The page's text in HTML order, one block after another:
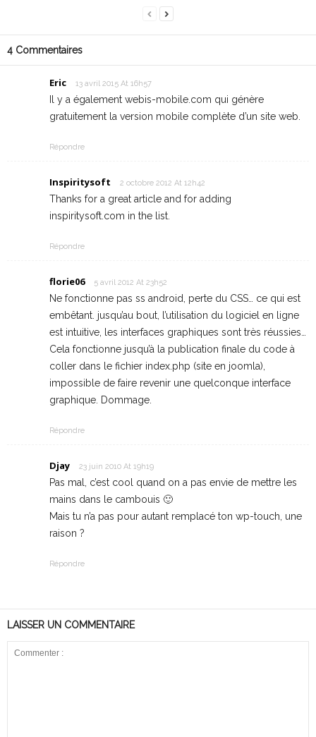
4 Commentaires
Eric 13 avril 2015 At 16h57
Il y a également webis-mobile.com qui génère
gratuitement la version mobile complète d’un site web.
Répondre
Inspiritysoft 2 octobre 2012 At 12h42
Thanks for a great article and for adding
inspiritysoft.com in the list.
Répondre
florie06 5 avril 2012 At 23h52
Ne fonctionne pas ss android, perte du CSS… ce qui est
embêtant. jusqu’au bout, l’utilisation du logiciel en ligne
est intuitive, les interfaces graphiques sont très réussies…
Cela fonctionne jusqu’à la publication finale du code à
coller dans le fichier index.php (site en joomla),
impossible de faire revenir une quelconque interface
graphique. Dommage.
Répondre
Djay 23 juin 2010 At 19h19
Pas mal, c’est cool quand on a pas envie de mettre les
mains dans le cambouis 🙂
Mais tu n’a pas pour autant remplacé ton wp-touch, une
raison ?
Répondre
LAISSER UN COMMENTAIRE